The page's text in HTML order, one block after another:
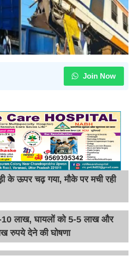
Join Now
के ऊपर चढ़ गया, मौके पर मची रही
10 लाख, घायलों को 5-5 लाख और
रुपये देने की घोषणा